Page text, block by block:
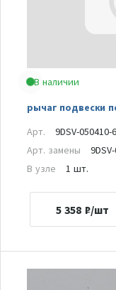
В наличии
рычаг подвески
Арт.
9DSV-050410-
Арт. замены
В узле
1 шт.
5 358 ₽/шт